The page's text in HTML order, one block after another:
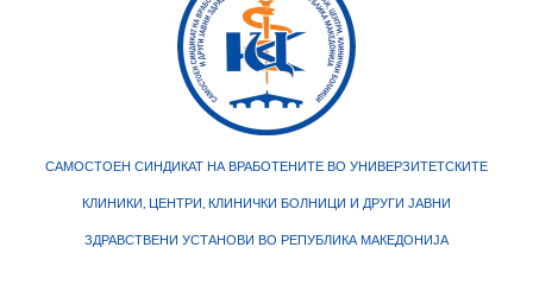
САМОСТОЕН СИНДИКАТ НА ВРАБОТЕНИТЕ ВО УНИВЕРЗИТЕТСКИТЕ
КЛИНИКИ, ЦЕНТРИ, КЛИНИЧКИ БОЛНИЦИ И ДРУГИ ЈАВНИ
ЗДРАВСТВЕНИ УСТАНОВИ ВО РЕПУБЛИКА МАКЕДОНИЈА